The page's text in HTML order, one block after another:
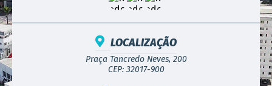
LOCALIZAÇÃO
Praça Tancredo Neves, 200
CEP: 32017-900